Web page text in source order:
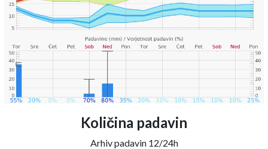
Količina padavin
Arhiv padavin 12/24h